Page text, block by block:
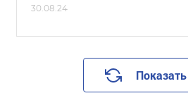
30.08.24